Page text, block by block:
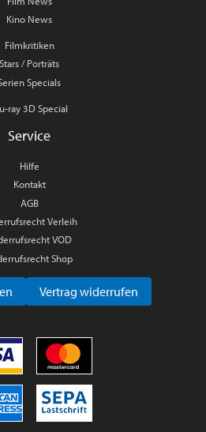
Kino News
Filmkritiken
Stars / Porträts
Specials
ray 3D Special
Service
Hilfe
Kontakt
AGB
Verleih
VOD
Shop
Vertrag widerrufen